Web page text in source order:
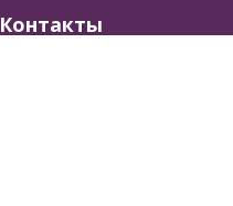
Контакты